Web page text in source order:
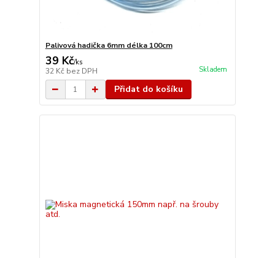
Palivová hadička 6mm délka 100cm
39 Kč/ks
32 Kč bez DPH Skladem
Přidat do košíku